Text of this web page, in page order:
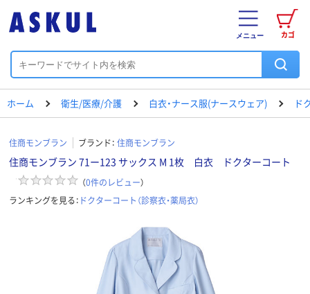
カゴ
メニュー
ホーム 衛生/医療/介護 白衣・ナース服(ナースウェア) ド
住商モンブラン ブランド： 住商モンブラン
住商モンブラン 71ー123 サックス M 1枚 白衣 ドクターコート
（0件のレビュー）
ランキングを見る： ドクターコート（診察衣・薬局衣）